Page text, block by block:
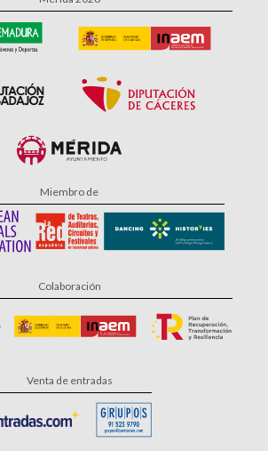
Miembro de
Colaboración
Venta de entradas